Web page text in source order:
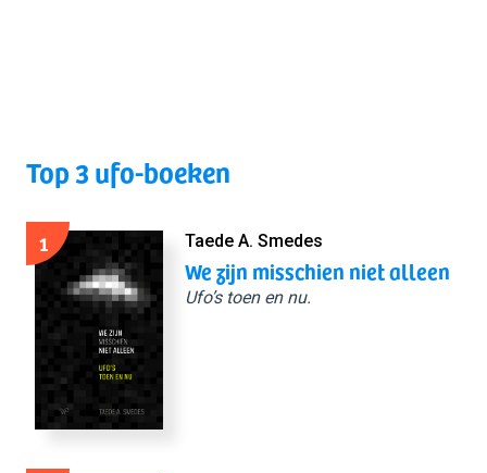
Top 3 ufo-boeken
1 Taede A. Smedes
We zijn misschien niet alleen
Ufo’s toen en nu.